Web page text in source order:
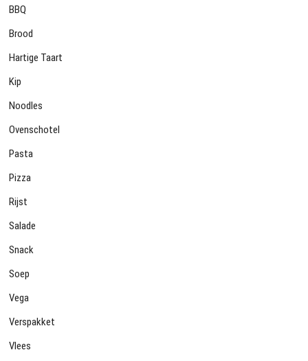
BBQ
Brood
Hartige Taart
Kip
Noodles
Ovenschotel
Pasta
Pizza
Rijst
Salade
Snack
Soep
Vega
Verspakket
Vlees